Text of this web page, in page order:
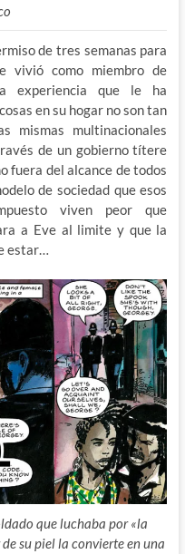
de tres semanas para
vivió como miembro de
experiencia que le ha
en su hogar no son tan
mismas multinacionales
de un gobierno títere
fuera del alcance de todos
de sociedad que esos
viven peor que
a Eve al limite y que la
estar…
que luchaba por «la
su piel la convierte en una